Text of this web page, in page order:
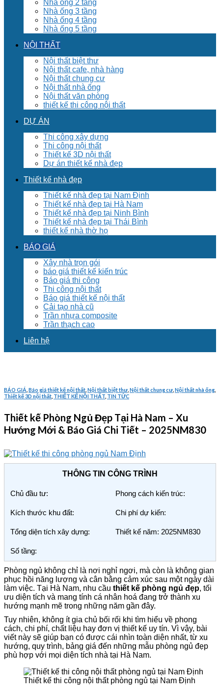
Nhà ống 2 tầng
Nhà ống 3 tầng
Nhà ống 4 tầng
Nhà ống 5 tầng
NỘI THẤT
Nội thất biệt thư
Nội thất cafe, nhà hàng
Nội thất chung cư
Nội thất nhà ống
Nội thất văn phòng
thiết kế thi công nội thất
DỰ ÁN
Thi công xây dựng
Thi công nội thất
Thiết kế 3D nội thất
Dự án thiết kế nhà đẹp
Thiết kế nhà đẹp
Thiết kế nhà đẹp tại Nam Định
Thiết kế nhà đẹp tại Hà Nam
Thiết kế nhà đẹp tại Ninh Bình
Thiết kế nhà đẹp tại Thái Bình
thiết kế nhà thờ họ
BÁO GIÁ
Xây nhà trọn gói
báo giá thiết kế kiến trúc
Báo giá thi công
Thi công nội thất
Báo giá thiết kế nội thất
Cải tạo nhà cũ
Trần nhựa composite
Trần thạch cao
Liên hệ
BÁO GIÁ Báo giá thiết kế nội thất Nội thất biệt thư Nội thất chung cư Nội thất nhà ống
Thiết kế 3D nội thất THIẾT KẾ NỘI THẤT TIN TỨC
Thiết kế Phòng Ngủ Đẹp Tại Hà Nam – Xu
Hướng Mới & Báo Giá Chi Tiết – 2025NM830
THÔNG TIN CÔNG TRÌNH
Chủ đầu tư: Phong cách kiến trúc:
Kích thước khu đất: Chi phí dự kiến:
Tổng diện tích xây dựng: Thiết kế năm: 2025NM830
Số tầng:
Phòng ngủ không chỉ là nơi nghỉ ngơi, mà còn là không gian
phục hồi năng lượng và cân bằng cảm xúc sau một ngày dài
làm việc. Tại Hà Nam, nhu cầu thiết kế phòng ngủ đẹp, tối
ưu diện tích và mang tính cá nhân hoá đang trở thành xu
hướng mạnh mẽ trong những năm gần đây.
Tuy nhiên, không ít gia chủ bối rối khi tìm hiểu về phong
cách, chi phí, chất liệu hay đơn vị thiết kế uy tín. Vì vậy, bài
viết này sẽ giúp bạn có được cái nhìn toàn diện nhất, từ xu
hướng, quy trình, bảng giá đến những mẫu phòng ngủ đẹp
phù hợp với mọi diện tích nhà tại Hà Nam.
Thiết kế thi công nội thất phòng ngủ tại Nam Định